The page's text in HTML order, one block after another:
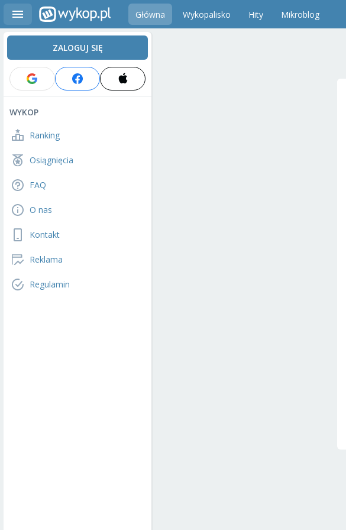
Główna Wykopalisko Hity Mikroblog
ZALOGUJ SIĘ
WYKOP
Ranking
Osiągnięcia
FAQ
O nas
Kontakt
Reklama
Regulamin